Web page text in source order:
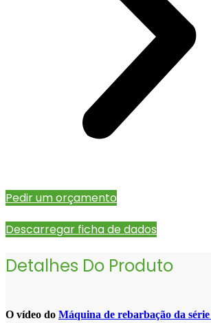
Pedir um orçamento
Descarregar ficha de dados
Detalhes Do Produto
O vídeo do Máquina de rebarbação da